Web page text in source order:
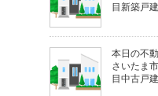
目新築戸建
本日の不
さいたま
目中古戸建